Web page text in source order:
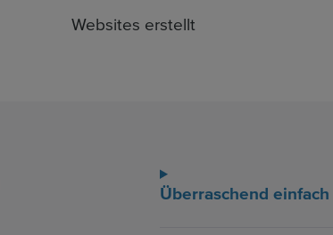
Websites erstellt
Überraschend einfach